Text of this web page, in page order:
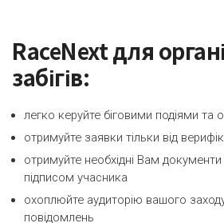
RaceNext для
забігів:
легко керуйте біговими подіями та
отримуйте заявки тільки від
отримуйте необхідні Вам
підписом учасника
охоплюйте аудиторію вашого
повідомлень